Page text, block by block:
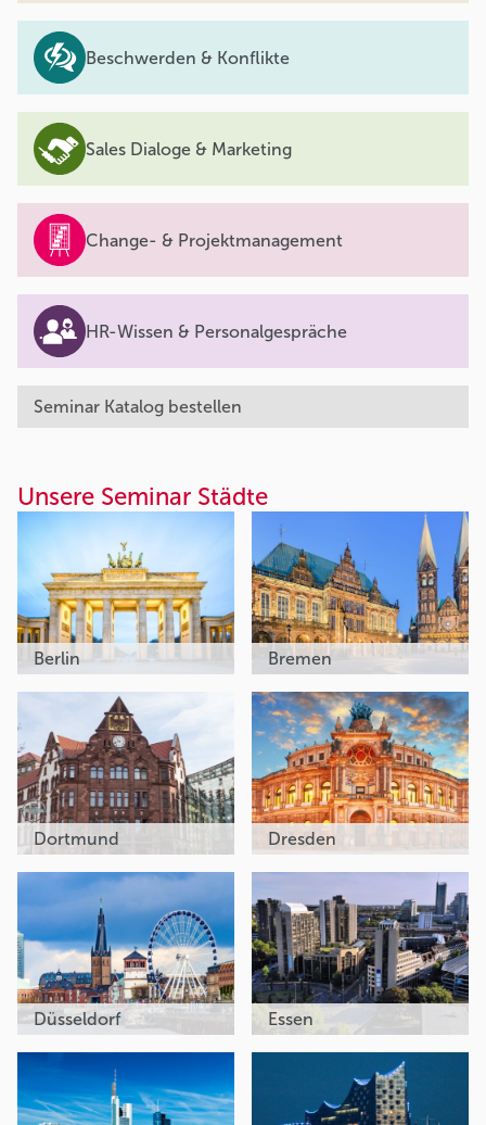
Beschwerden & Konflikte
Sales Dialoge & Marketing
Change- & Projektmanagement
HR-Wissen & Personalgespräche
Seminar Katalog bestellen
Unsere Seminar Städte
Berlin Bremen
Dortmund Dresden
Düsseldorf Essen